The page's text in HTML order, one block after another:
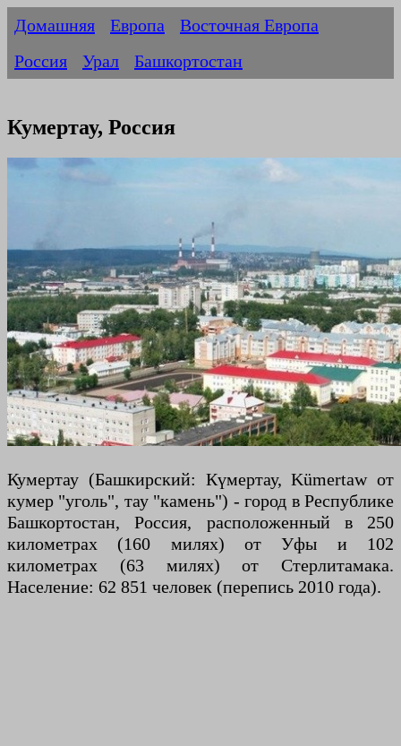
Домашняя Европа
Восточная Европа
Россия
Урал Башкортостан
Кумертау, Россия
Кумертау (Башкирский: Күмертау, Kümertaw от
кумер "уголь", тау "камень") - город в Республике
Башкортостан, Россия, расположенный в 250
километрах (160 милях) от Уфы и 102
километрах (63 милях) от Стерлитамака.
Население: 62 851 человек (перепись 2010 года).